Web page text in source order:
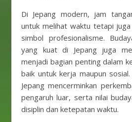
Di Jepang modern, jam
untuk melihat waktu tetapi
simbol profesionalisme.
yang kuat di Jepang juga
menjadi bagian penting dalam
baik untuk kerja maupun
Jepang mencerminkan
pengaruh luar, serta nilai
disiplin dan ketepatan waktu.